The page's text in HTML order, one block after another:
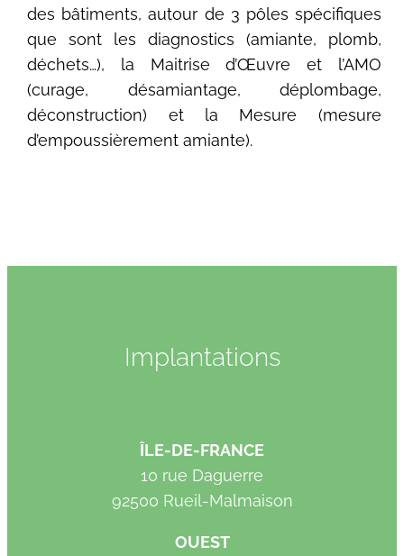
des bâtiments, autour de 3 pôles spécifiques
que sont les diagnostics (amiante, plomb,
déchets…), la Maitrise d’Œuvre et l’AMO
(curage, désamiantage, déplombage,
déconstruction) et la Mesure (mesure
d’empoussièrement amiante).
Implantations
ÎLE-DE-FRANCE
10 rue Daguerre
92500 Rueil-Malmaison
OUEST